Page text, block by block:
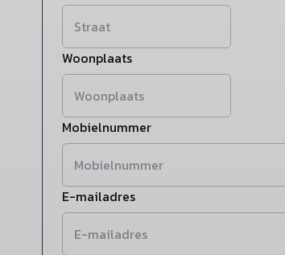
Woonplaats
Mobielnummer
E-mailadres